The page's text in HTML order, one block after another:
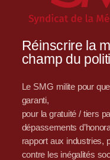
Réinscrire la
champ du
Le SMG milite pour
garanti,
pour la gratuité / tiers
dépassements
rapport aux industries,
contre les inégalités